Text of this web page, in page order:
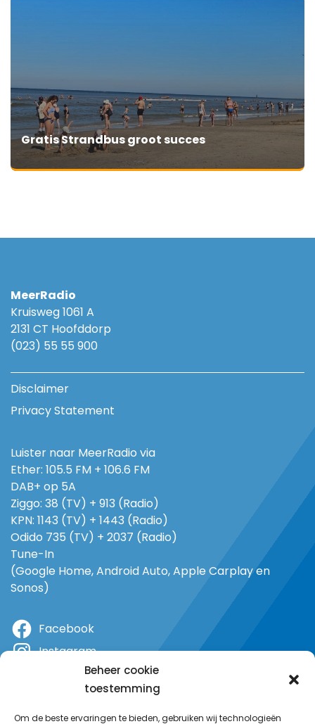
Beheer cookie
toestemming
Om de beste ervaringen te bieden, gebruiken wij technologieën
Gratis Strandbus groot succes
MeerRadio
Kruisweg 1061 A
2131 CT Hoofddorp
(023) 55 55 900
Disclaimer
Privacy Statement
Luister naar MeerRadio via
Ether: 105.5 FM + 106.6 FM
DAB+ op 5A
Ziggo: 38 (TV) + 913 (Radio)
KPN: 1143 (TV) + 1443 (Radio)
Odido 735 (TV) + 2037 (Radio)
Tune-In
(Google Home, Android Auto, Apple Carplay en
Sonos)
Facebook
Instagram
YouTube